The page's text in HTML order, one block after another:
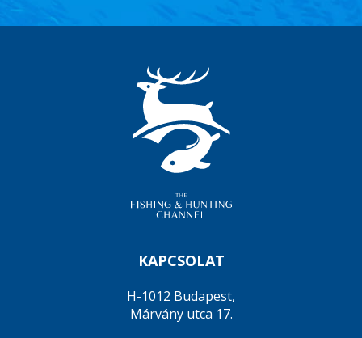
KAPCSOLAT
H-1012 Budapest,
Márvány utca 17.